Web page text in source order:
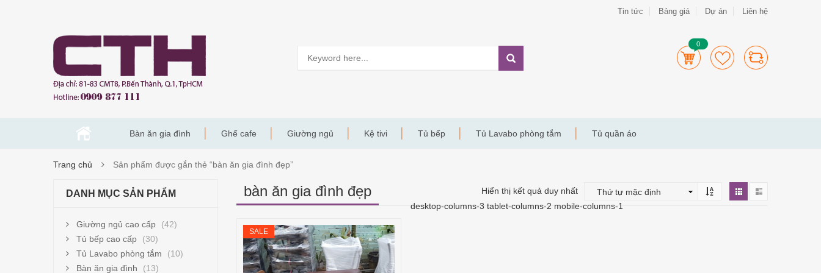
Tin tức Bảng giá Dự án Liên hệ
0
Bàn ăn gia đình Ghế cafe Giường ngủ Kệ tivi Tủ bếp Tủ Lavabo phòng tắm Tủ quần áo
Trang chủ Sản phẩm được gắn thẻ “bàn ăn gia đình đẹp”
bàn ăn gia đình đẹp
Hiển thị kết quả duy nhất
desktop-columns-3 tablet-columns-2 mobile-columns-1
SALE
DANH MỤC SẢN PHẨM
Giường ngủ cao cấp
(42)
Tủ bếp cao cấp
(30)
Tủ Lavabo phòng tắm
(10)
Bàn ăn gia đình
(13)